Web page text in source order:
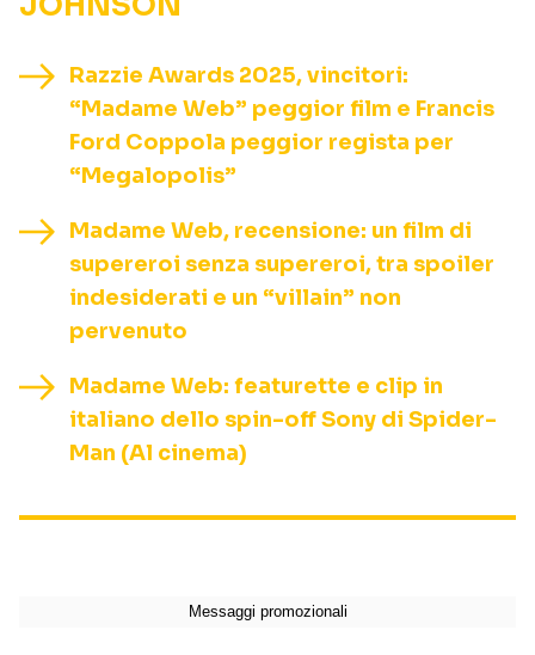
Razzie Awards 2025, vincitori:
“Madame Web” peggior film e Francis
Ford Coppola peggior regista per
“Megalopolis”
Madame Web, recensione: un film di
supereroi senza supereroi, tra spoiler
indesiderati e un “villain” non
pervenuto
Madame Web: featurette e clip in
italiano dello spin-off Sony di Spider-
Man (Al cinema)